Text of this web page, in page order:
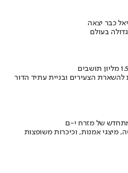
כבר יצאה
בעולם
להשארת הצעירים ובניית עתיד הדור
של מזרח י-ם
מיצגי אמנות, וכיכרות משופצות